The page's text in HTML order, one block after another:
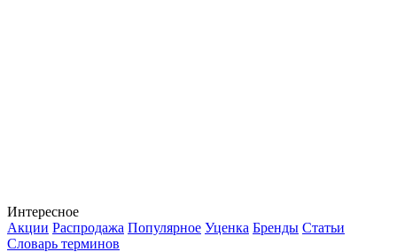
Интересное
Акции Распродажа Популярное Уценка Бренды Статьи
Словарь терминов